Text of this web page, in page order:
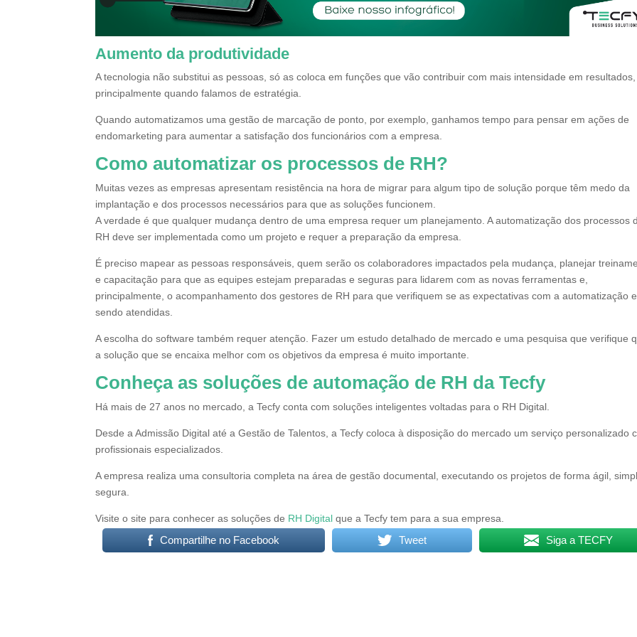
Aumento da produtividade
A tecnologia não substitui as pessoas, só as coloca em funções que vão contribuir com mais intensidade em resultados,
principalmente quando falamos de estratégia.
Quando automatizamos uma gestão de marcação de ponto, por exemplo, ganhamos tempo para pensar em ações de
endomarketing para aumentar a satisfação dos funcionários com a empresa.
Como automatizar os processos de RH?
Muitas vezes as empresas apresentam resistência na hora de migrar para algum tipo de solução porque têm medo da
implantação e dos processos necessários para que as soluções funcionem.
A verdade é que qualquer mudança dentro de uma empresa requer um planejamento. A automatização dos processos
RH deve ser implementada como um projeto e requer a preparação da empresa.
É preciso mapear as pessoas responsáveis, quem serão os colaboradores impactados pela mudança, planejar
e capacitação para que as equipes estejam preparadas e seguras para lidarem com as novas ferramentas e,
principalmente, o acompanhamento dos gestores de RH para que verifiquem se as expectativas com a automatização
sendo atendidas.
A escolha do software também requer atenção. Fazer um estudo detalhado de mercado e uma pesquisa que verifique
a solução que se encaixa melhor com os objetivos da empresa é muito importante.
Conheça as soluções de automação de RH da Tecfy
Há mais de 27 anos no mercado, a Tecfy conta com soluções inteligentes voltadas para o RH Digital.
Desde a Admissão Digital até a Gestão de Talentos, a Tecfy coloca à disposição do mercado um serviço personalizado
profissionais especializados.
A empresa realiza uma consultoria completa na área de gestão documental, executando os projetos de forma ágil,
segura.
Visite o site para conhecer as soluções de RH Digitalque a Tecfy tem para a sua empresa.
Compartilhe no Facebook Tweet Siga a TECFY